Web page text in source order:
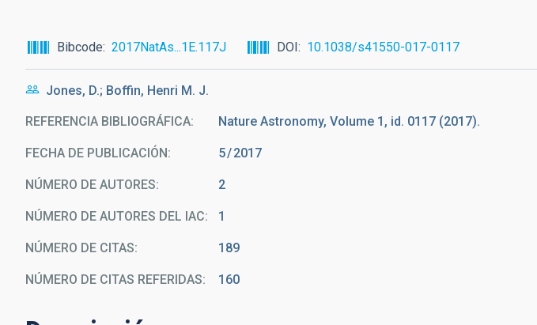
ayuda
a
la
navegación
Bibcode 2017NatAs...1E.117J DOI 10.1038/s41550-017-0117
Jones, D.; Boffin, Henri M. J.
REFERENCIA BIBLIOGRÁFICA Nature Astronomy, Volume 1, id. 0117 (2017).
FECHA DE PUBLICACIÓN: 5 2017
NÚMERO DE AUTORES 2
NÚMERO DE AUTORES DEL IAC 1
NÚMERO DE CITAS 189
NÚMERO DE CITAS REFERIDAS 160